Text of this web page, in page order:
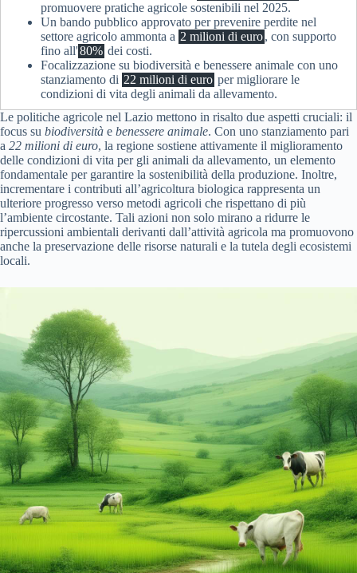
promuovere pratiche agricole sostenibili nel 2025.
Un bando pubblico approvato per prevenire perdite nel
settore agricolo ammonta a 2 milioni di euro, con supporto
fino all'80% dei costi.
Focalizzazione su biodiversità e benessere animale con uno
stanziamento di 22 milioni di euro per migliorare le
condizioni di vita degli animali da allevamento.
Le politiche agricole nel Lazio mettono in risalto due aspetti cruciali: il
focus su biodiversità e benessere animale. Con uno stanziamento pari
a 22 milioni di euro, la regione sostiene attivamente il miglioramento
delle condizioni di vita per gli animali da allevamento, un elemento
fondamentale per garantire la sostenibilità della produzione. Inoltre,
incrementare i contributi all’agricoltura biologica rappresenta un
ulteriore progresso verso metodi agricoli che rispettano di più
l’ambiente circostante. Tali azioni non solo mirano a ridurre le
ripercussioni ambientali derivanti dall’attività agricola ma promuovono
anche la preservazione delle risorse naturali e la tutela degli ecosistemi
locali.